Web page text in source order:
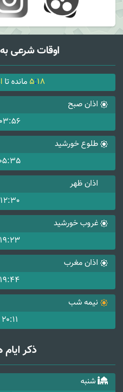
اوقات شرعی
5:18 مانده تا
اذان صبح
03:56
طلوع خورشید
اذان ظهر
12:30
غروب خورشید
19:23
اذان مغرب
19:44
نیمه شب
20:11
ذکر
شنبه